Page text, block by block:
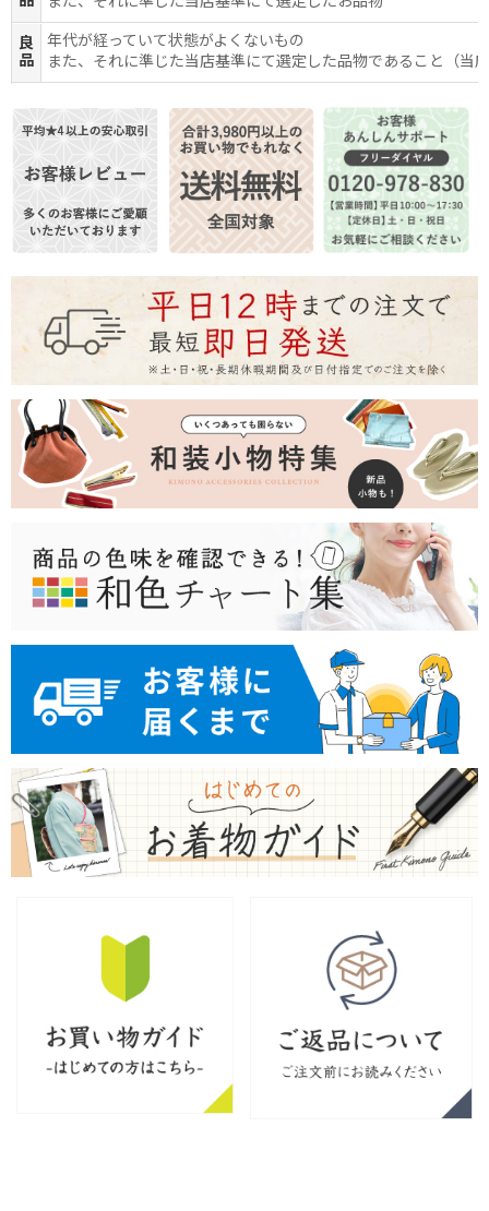
良
品
年代が経っていて状態がよくないもの
また、それに準じた当店基準にて選定した品物であること（当